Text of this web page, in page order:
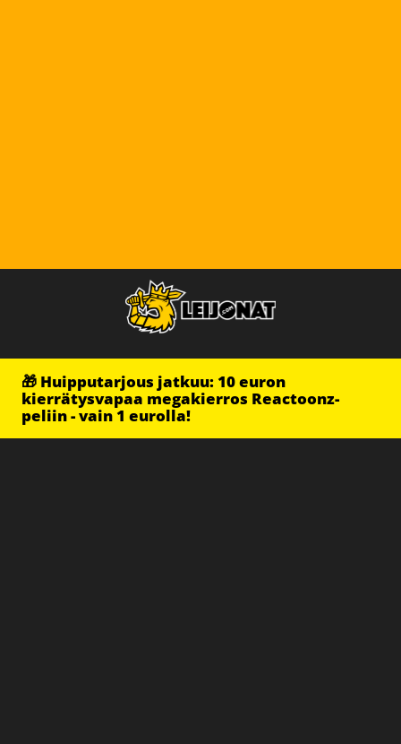
🎁 Huipputarjous jatkuu: 10 euron
kierrätysvapaa megakierros Reactoonz-
peliin - vain 1 eurolla!